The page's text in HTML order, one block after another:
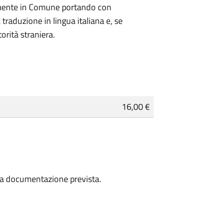
in Comune portando con
in lingua italiana e, se
straniera.
16,00 €
documentazione prevista.